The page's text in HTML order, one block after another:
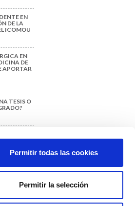
Permitir todas las cookies
Permitir la selección
EN
DE LA
ICOMOU
EN
DE
APORTAR
TESIS O